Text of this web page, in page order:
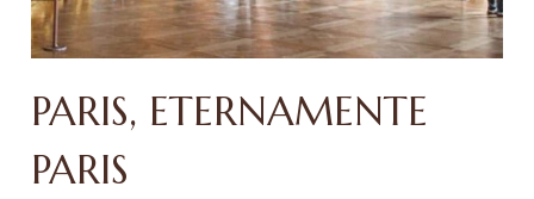
PARIS, ETERNAMENTE
PARIS